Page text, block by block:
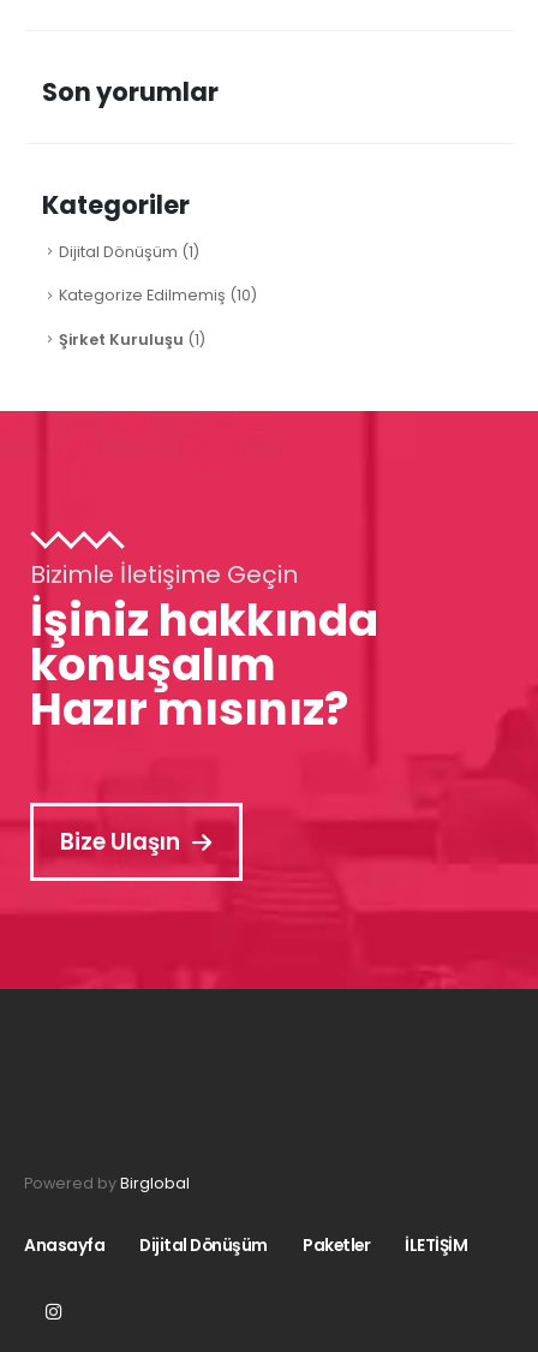
Son yorumlar
Kategoriler
Dijital Dönüşüm (1)
Kategorize Edilmemiş (10)
Şirket Kuruluşu (1)
Bizimle İletişime Geçin
İşiniz hakkında
konuşalım
Hazır mısınız?
Bize Ulaşın
Powered byBirglobal
Anasayfa Dijital Dönüşüm Paketler İLETİŞİM